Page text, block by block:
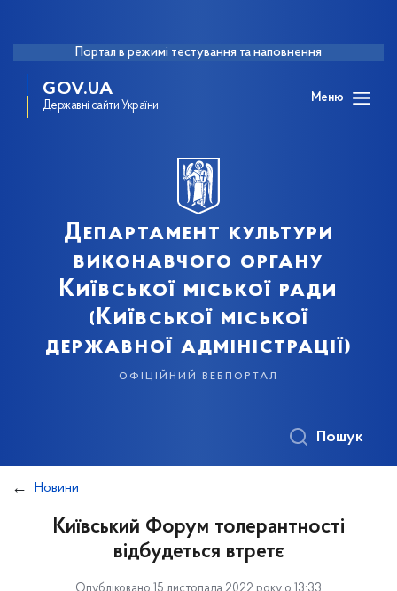
Портал в режимі тестування та наповнення
GOV.UA
Державні сайти України
Меню
Департамент культури
виконавчого органу
Київської міської ради
(Київської міської
державної адміністрації)
офіційний вебпортал
Пошук
Новини
Київський Форум толерантності
відбудеться втретє